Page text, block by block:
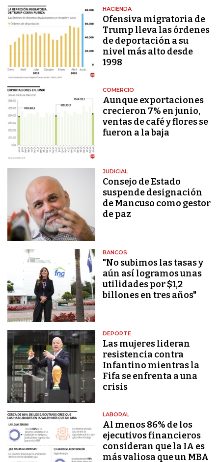
HACIENDA
Ofensiva migratoria de
Trump lleva las órdenes
de deportación a su
nivel más alto desde
1998
COMERCIO
Aunque exportaciones
crecieron 7% en junio,
ventas de café y flores se
fueron a la baja
JUDICIAL
Consejo de Estado
suspende designación
de Mancuso como gestor
de paz
BANCOS
"No subimos las tasas y
aún así logramos unas
utilidades por $1,2
billones en tres años"
DEPORTE
Las mujeres lideran
resistencia contra
Infantino mientras la
Fifa se enfrenta a una
crisis
LABORAL
Al menos 86% de los
ejecutivos financieros
consideran que la IA es
más valiosa que un MBA